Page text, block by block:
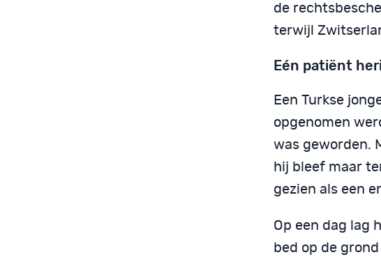
de
terwijl
Eén patiënt
Een Turkse
opgenomen
was geworden.
hij bleef maar
gezien als een
Op een dag lag
bed op de